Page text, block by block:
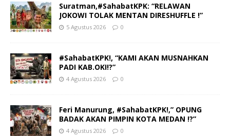
Suratman,#SahabatKPK: “RELAWAN
JOKOWI TOLAK MENTAN DIRESHUFFLE !”
5 Agustus 2026 0
#SahabatKPK!, “KAMI AKAN MUSNAHKAN
PADI KAB.OKI!?”
4 Agustus 2026 0
Feri Manurung, #SahabatKPK!,” OPUNG
BADAK AKAN PIMPIN KOTA MEDAN !?”
4 Agustus 2026 0